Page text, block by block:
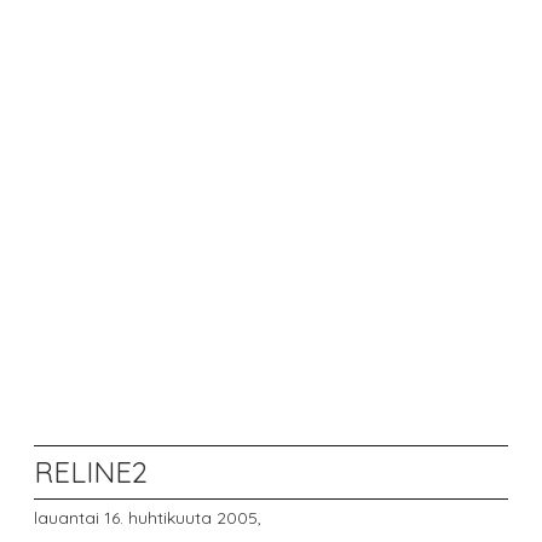
RELINE2
lauantai 16. huhtikuuta 2005,